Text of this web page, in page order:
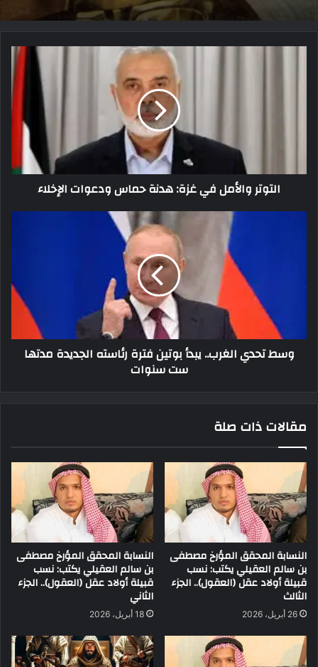
التوتر والأمل في غزة: هدنة حماس ودعوات الإخلاء
وسط تحدي الغرب.. يبدأ بوتين فترة رئاسته الجديدة مدتها
ست سنوات
مقالات ذات صلة
النسابة المحقق المؤرخ مصطفى
بن سالم العقيلي يكتب: نسب
قبيلة أولاد عقل (العقول).. الجزء
الثالث
26 أبريل، 2026
النسابة المحقق المؤرخ مصطفى
بن سالم العقيلي يكتب: نسب
قبيلة أولاد عقل (العقول).. الجزء
الثاني
18 أبريل، 2026